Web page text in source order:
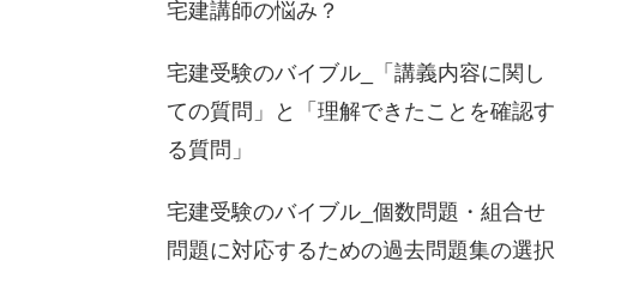
宅建講師の悩み？
宅建受験のバイブル_「講義内容に関し
ての質問」と「理解できたことを確認す
る質問」
宅建受験のバイブル_個数問題・組合せ
問題に対応するための過去問題集の選択